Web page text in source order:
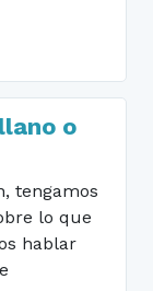
o
tengamos
lo que
hablar